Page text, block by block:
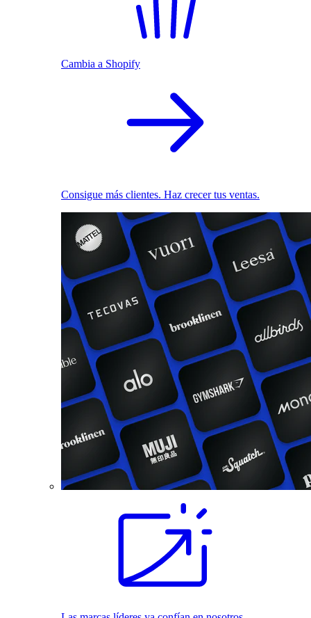
Cambia a Shopify
Consigue más clientes. Haz crecer tus ventas.